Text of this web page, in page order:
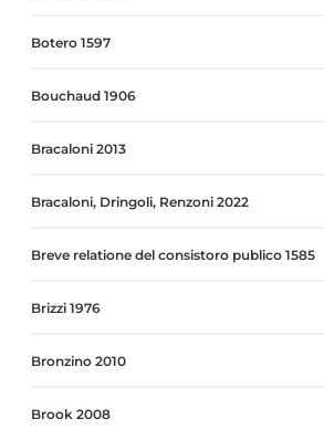
Botero 1597
Bouchaud 1906
Bracaloni 2013
Bracaloni, Dringoli, Renzoni 2022
Breve relatione del consistoro publico 1585
Brizzi 1976
Bronzino 2010
Brook 2008